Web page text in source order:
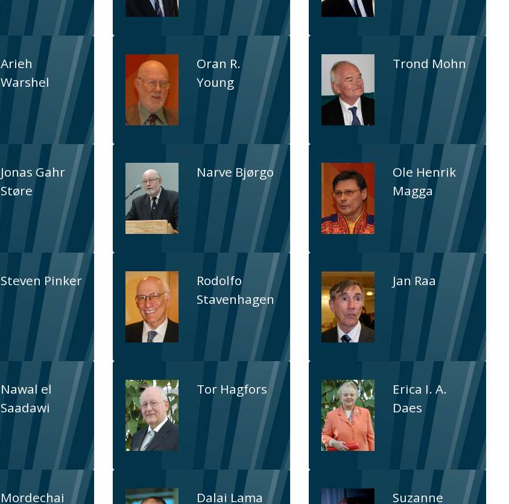
Arieh
Warshel
Oran R.
Young
Trond Mohn
Jonas Gahr
Støre
Narve Bjørgo
Ole Henrik
Magga
Steven Pinker
Rodolfo
Stavenhagen
Jan Raa
Nawal el
Saadawi
Tor Hagfors
Erica I. A.
Daes
Mordechai
Dalai Lama
Suzanne